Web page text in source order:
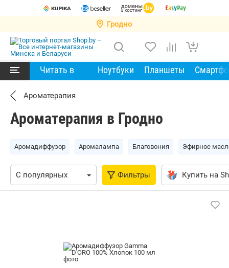
Гродно
Читать в Ноутбуки Планшеты
Ароматерапия
Ароматерапия в Гродно
Аромадиффузор Аромалампа Благовония Эфирное
Фильтры Купить на